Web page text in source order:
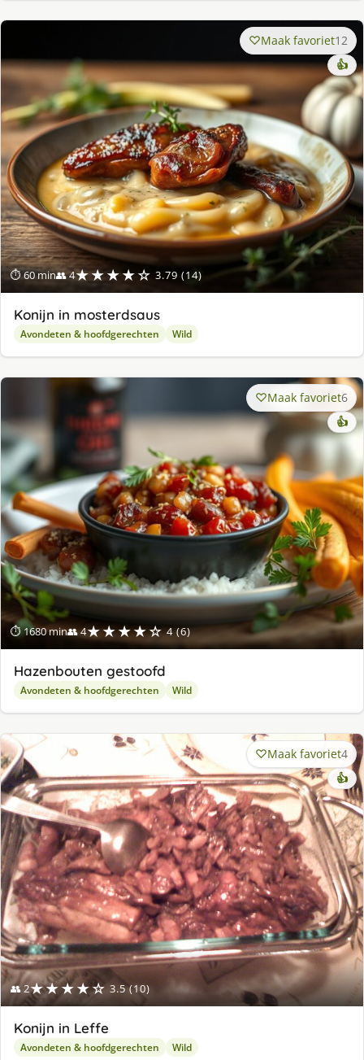
⏱ 60 min👥 4★★★★☆ 3.79 (14)
Maak favoriet12
👍
Konijn in mosterdsaus
Avondeten & hoofdgerechten Wild
⏱ 1680 min👥 4★★★★☆ 4 (6)
Maak favoriet6
👍
Hazenbouten gestoofd
Avondeten & hoofdgerechten Wild
👥 2★★★★☆ 3.5 (10)
Maak favoriet4
👍
Konijn in Leffe
Avondeten & hoofdgerechten Wild